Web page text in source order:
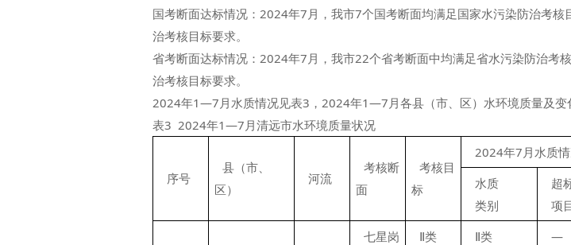
国考断面达标情况：2024年7月，我市7个国考断面均满足国家水污染防治考
治考核目标要求。
省考断面达标情况：2024年7月，我市22个省考断面中均满足省水污染防治
治考核目标要求。
2024年1—7月水质情况见表3，2024年1—7月各县（市、区）水环境质量及变
表3 2024年1—7月清远市水环境质量状况
序号
县（市、
区）
河流
考核断
面
考核目
标
2024年7月水质
水质
类别
超
项
七星岗 Ⅱ类 Ⅱ类 —